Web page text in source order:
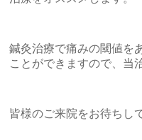
鍼灸治療で痛みの閾値を
ことができますので、当
皆様のご来院をお待ちし